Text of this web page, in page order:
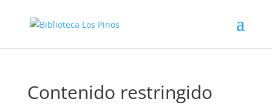
Contenido restringido